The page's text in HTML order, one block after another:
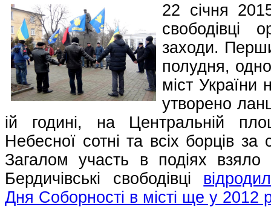
22 січня
свободівці
заходи.
полудня,
міст України
утворено
ій годині, на Центральній
Небесної сотні та всіх борців
Загалом участь в подіях взяло
Бердичівські свободівці
Дня Соборності в місті ще у 2012